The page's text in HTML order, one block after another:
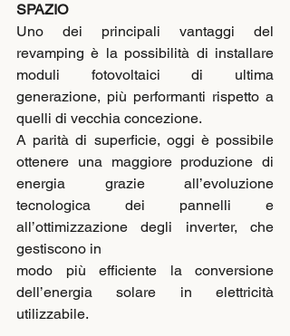
SPAZIO
Uno dei principali vantaggi del
revamping è la possibilità di installare
moduli fotovoltaici di ultima
generazione, più performanti rispetto a
quelli di vecchia concezione.
A parità di superficie, oggi è possibile
ottenere una maggiore produzione di
energia grazie all’evoluzione
tecnologica dei pannelli e
all’ottimizzazione degli inverter, che
gestiscono in
modo più efficiente la conversione
dell’energia solare in elettricità
utilizzabile.